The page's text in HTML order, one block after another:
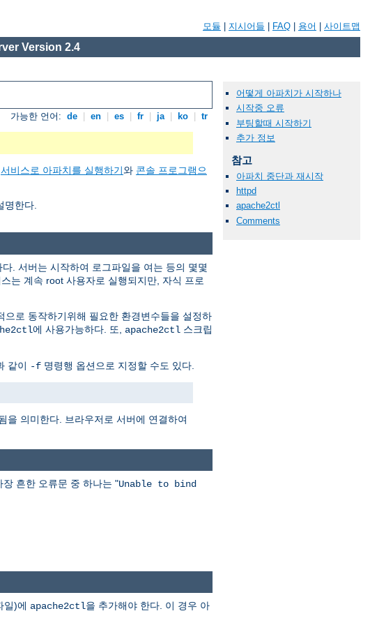
모듈 지시어들 FAQ 용어 사이트맵
Version 2.4
가능한 언어: de en es fr ja ko tr
서비스로 아파치를 실행하기와 콘솔 프로그램으
명한다.
어떻게 아파치가 시작하나
시작중 오류
부팅할때 시작하기
추가 정보
참고
아파치 중단과 재시작
httpd
apache2ctl
Comments
. 서버는 시작하여 로그파일을 여는 등의 몇몇
스는 계속 root 사용자로 실행되지만, 자식 프로
으로 동작하기위해 필요한 환경변수들을 설정하
에 사용가능하다. 또, apache2ctl 스크립
같이 -f 명령행 옵션으로 지정할 수도 있다.
을 의미한다. 브라우저로 서버에 연결하여
장 흔한 오류문 중 하나는 "Unable to bind
일)에 apache2ctl을 추가해야 한다. 이 경우 아